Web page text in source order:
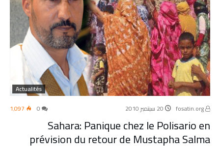
Actualités
20 سبتمبر 2010 1٬097
Sahara: Panique chez le Polisario en
prévision du retour de Mustapha Salma